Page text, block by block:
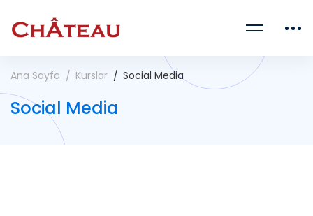
Ana Sayfa Kurslar Social Media
Social Media